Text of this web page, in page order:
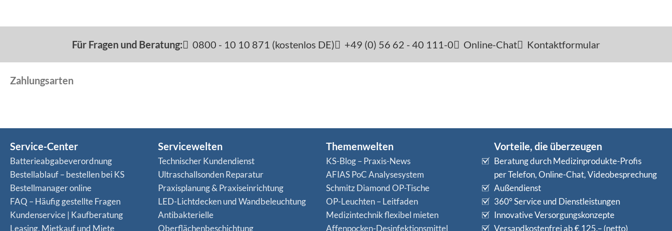
Für Fragen und Beratung: 0800 - 10 10 871 (kostenlos DE) +49 (0) 56 62 - 40 111-0 Online-Chat Kontaktformular
Zahlungsarten
Service-Center
Batterieabgabeverordnung
Bestellablauf – bestellen bei KS
Bestellmanager online
FAQ – Häufig gestellte Fragen
Kundenservice | Kaufberatung
Leasing, Mietkauf und Miete
Servicewelten
Technischer Kundendienst
Ultraschallsonden Reparatur
Praxisplanung & Praxiseinrichtung
LED-Lichtdecken und Wandbeleuchtung
Antibakterielle
Oberflächenbeschichtung
Themenwelten
KS-Blog – Praxis-News
AFIAS PoC Analysesystem
Schmitz Diamond OP-Tische
OP-Leuchten – Leitfaden
Medizintechnik flexibel mieten
Affenpocken-Desinfektionsmittel
Vorteile, die überzeugen
Beratung durch Medizinprodukte-Profis
per Telefon, Online-Chat, Videobesprechung
Außendienst
360° Service und Dienstleistungen
Innovative Versorgungskonzepte
Versandkostenfrei ab € 125,– (netto)